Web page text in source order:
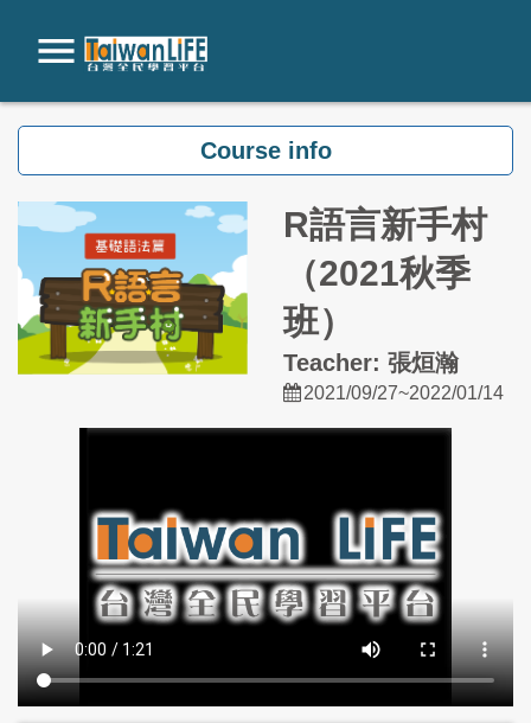
Skip to main content
Course info
R語言新手村
（2021秋季
班）
Teacher: 張烜瀚
2021/09/27~2022/01/14